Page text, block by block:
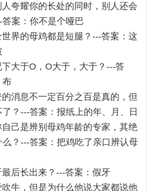
夸耀你的长处的同时，别人还会
案：你不是个哑巴
界的母鸡都是短腿？---答案：这
大于O，O大于，大于？---答
布
消息不一定百分之百是真的，但
？---答案：报纸上的年、月、日
己是辨别母鸡年龄的专家，其绝
？---答案：把鸡吃了亲口辨认母
后长出来？---答案：假牙
牛，但是为什么他说大家都说他